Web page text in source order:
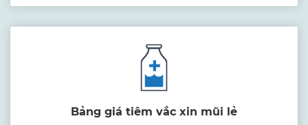
Bảng giá tiêm vắc xin mũi lẻ